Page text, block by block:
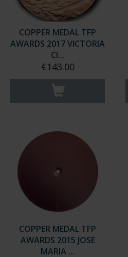
COPPER MEDAL TFP
AWARDS 2017 VICTORIA
CI...
€143.00
COPPER MEDAL TFP
AWARDS 2015 JOSE
MARIA ...